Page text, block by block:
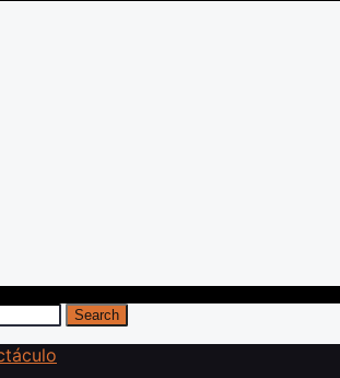
Search